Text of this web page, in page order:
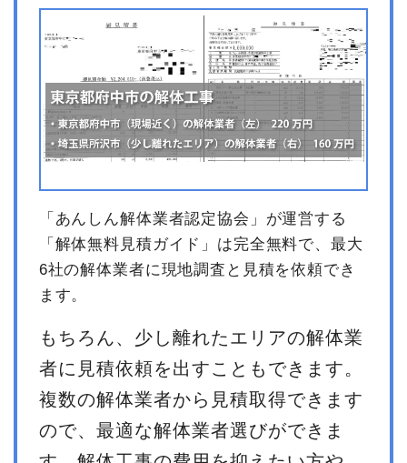
「あんしん解体業者認定協会」が運営する
「解体無料見積ガイド」は完全無料で、最大
6社の解体業者に現地調査と見積を依頼でき
ます。
もちろん、少し離れたエリアの解体業
者に見積依頼を出すこともできます。
複数の解体業者から見積取得できます
ので、最適な解体業者選びができま